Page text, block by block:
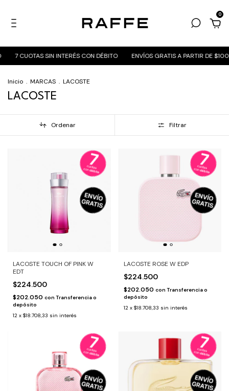
0
7 CUOTAS SIN INTERÉS CON DÉBITO ENVÍOS GRATIS A PARTIR DE
Inicio . MARCAS . LACOSTE
LACOSTE
Ordenar Filtrar
LACOSTE TOUCH OF PINK W
EDT
$224.500
$202.050 con Transferencia o
depósito
12 x $18.708,33 sin interés
LACOSTE ROSE W EDP
$224.500
$202.050 con Transferencia o
depósito
12 x $18.708,33 sin interés